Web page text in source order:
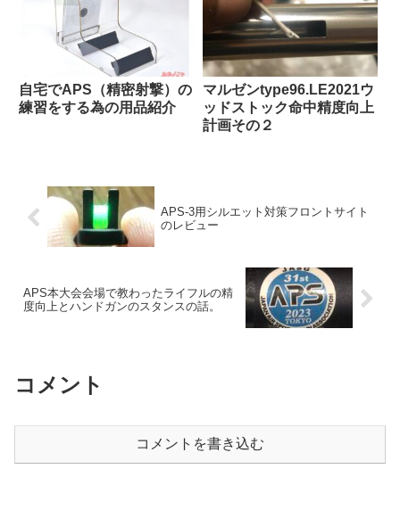
自宅でAPS（精密射撃）の
練習をする為の用品紹介
マルゼンtype96.LE2021ウ
ッドストック命中精度向上
計画その２
APS-3用シルエット対策フロントサイト
のレビュー
APS本大会会場で教わったライフルの精
度向上とハンドガンのスタンスの話。
コメント
コメントを書き込む